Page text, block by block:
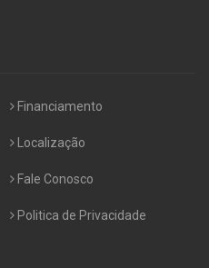
Financiamento
Localização
Fale Conosco
Politica de Privacidade